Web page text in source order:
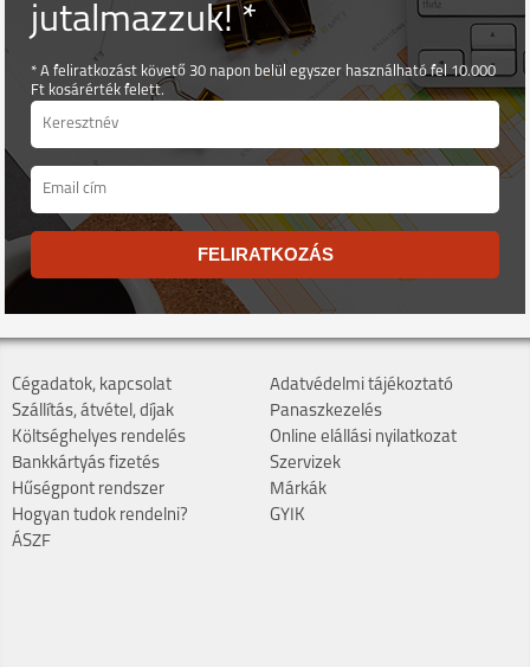
jutalmazzuk! *
* A feliratkozást követő 30 napon belül egyszer használható fel 10.000
Ft kosárérték felett.
FELIRATKOZÁS
Cégadatok, kapcsolat
Szállítás, átvétel, díjak
Költséghelyes rendelés
Bankkártyás fizetés
Hűségpont rendszer
Hogyan tudok rendelni?
ÁSZF
Adatvédelmi tájékoztató
Panaszkezelés
Online elállási nyilatkozat
Szervizek
Márkák
GYIK